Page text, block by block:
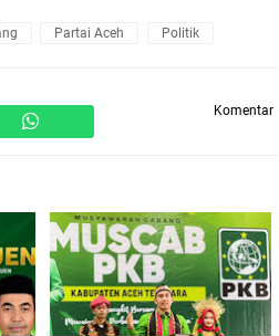
Partai Aceh Politik
Komentar